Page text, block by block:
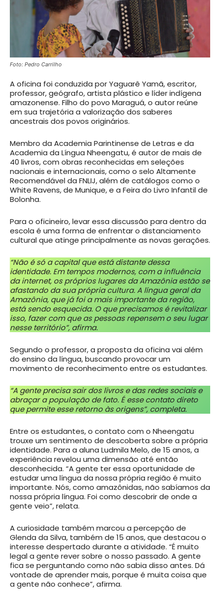
Foto: Pedro Carrilho
A oficina foi conduzida por Yaguarê Yamã, escritor,
professor, geógrafo, artista plástico e líder indígena
amazonense. Filho do povo Maraguá, o autor reúne
em sua trajetória a valorização dos saberes
ancestrais dos povos originários.
Membro da Academia Parintinense de Letras e da
Academia da Língua Nheengatu, é autor de mais de
40 livros, com obras reconhecidas em seleções
nacionais e internacionais, como o selo Altamente
Recomendável da FNLIJ, além de catálogos como o
White Ravens, de Munique, e a Feira do Livro Infantil de
Bolonha.
Para o oficineiro, levar essa discussão para dentro da
escola é uma forma de enfrentar o distanciamento
cultural que atinge principalmente as novas gerações.
“Não é só a capital que está distante dessa
identidade. Em tempos modernos, com a influência
da internet, os próprios lugares da Amazônia estão se
afastando da sua própria cultura. A língua geral da
Amazônia, que já foi a mais importante da região,
está sendo esquecida. O que precisamos é revitalizar
isso, fazer com que as pessoas repensem o seu lugar
nesse território”, afirma.
Segundo o professor, a proposta da oficina vai além
do ensino da língua, buscando provocar um
movimento de reconhecimento entre os estudantes.
“A gente precisa sair dos livros e das redes sociais e
abraçar a população de fato. É esse contato direto
que permite esse retorno às origens”, completa.
Entre os estudantes, o contato com o Nheengatu
trouxe um sentimento de descoberta sobre a própria
identidade. Para a aluna Ludmila Melo, de 15 anos, a
experiência revelou uma dimensão até então
desconhecida. “A gente ter essa oportunidade de
estudar uma língua da nossa própria região é muito
importante. Nós, como amazônidas, não sabíamos da
nossa própria língua. Foi como descobrir de onde a
gente veio”, relata.
A curiosidade também marcou a percepção de
Glenda da Silva, também de 15 anos, que destacou o
interesse despertado durante a atividade. “É muito
legal a gente rever sobre o nosso passado. A gente
fica se perguntando como não sabia disso antes. Dá
vontade de aprender mais, porque é muita coisa que
a gente não conhece”, afirma.